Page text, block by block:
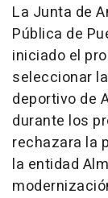
La Junta de
Pública de
iniciado el
seleccionar
deportivo de
durante los
rechazara la
la entidad